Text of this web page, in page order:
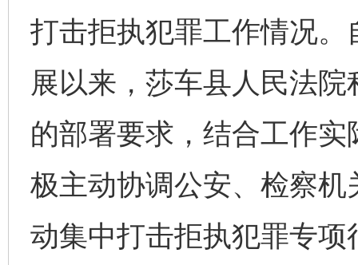
打击拒执犯罪工作情况
展以来，莎车县人民法
的部署要求，结合工作实
极主动协调公安、检察
动集中打击拒执犯罪专